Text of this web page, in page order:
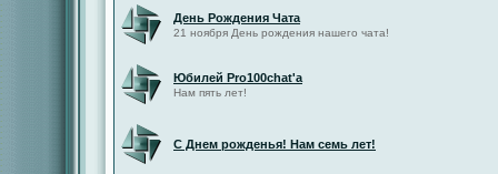
День Рождения Чата
21 ноября День рождения нашего чата!
Юбилей Pro100chat'а
Нам пять лет!
С Днем рожденья! Нам семь лет!